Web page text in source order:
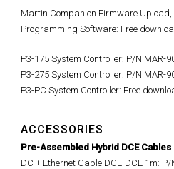
Martin Companion Firmware
Programming Software: Free
P3-175 System Controller: P/N MAR-
P3-275 System Controller: P/N MAR-
P3-PC System Controller: Free
ACCESSORIES
Pre-Assembled Hybrid DCE Cables
DC + Ethernet Cable DCE-DCE 1m: